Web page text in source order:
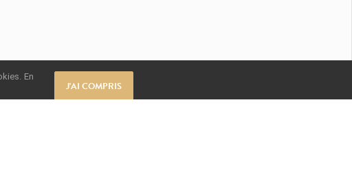
J'AI COMPRIS